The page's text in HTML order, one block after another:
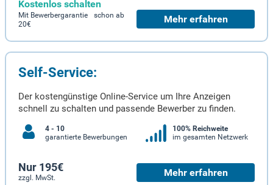
Kostenlos schalten
Mit Bewerbergarantie schon ab
20€
Mehr erfahren
Self-Service:
Der kostengünstige Online-Service um Ihre Anzeigen
schnell zu schalten und passende Bewerber zu finden.
4 - 10
garantierte Bewerbungen
100% Reichweite
im gesamten Netzwerk
Nur 195€
zzgl. MwSt. Mehr erfahren